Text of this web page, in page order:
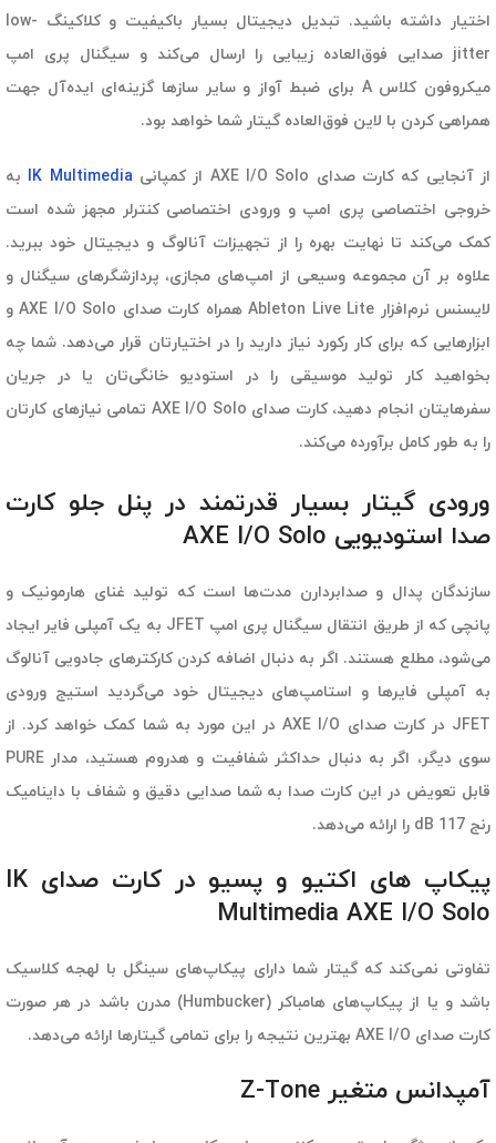
اختیار داشته باشید.
تبدیل دیجیتال بسیار باکیفیت و کلاکینگ low-
jitter صدایی فوق‌العاده زیبایی را ارسال می‌کند و سیگنال پری امپ
میکروفون کلاس A برای ضبط آواز و سایر سازها گزینه‌ای ایده‌آل جهت
همراهی کردن با لاین فوق‌العاده گیتار شما خواهد بود.
از آنجایی که کارت صدای AXE I/O Solo از کمپانی IK Multimedia به
خروجی اختصاصی پری امپ و ورودی اختصاصی کنترلر مجهز شده است
کمک می‌کند تا نهایت بهره را از تجهیزات آنالوگ و دیجیتال خود ببرید.
علاوه بر آن مجموعه وسیعی از امپ‌های مجازی، پردازشگرهای سیگنال و
لایسنس نرم‌افزار Ableton Live Lite همراه کارت صدای AXE I/O Solo و
ابزارهایی که برای کار رکورد نیاز دارید را در اختیارتان قرار می‌دهد. شما چه
بخواهید کار تولید موسیقی را در استودیو خانگی‌تان یا در جریان
سفرهایتان انجام دهید، کارت صدای AXE I/O Solo تمامی نیازهای کارتان
را به طور کامل برآورده می‌کند.
ورودی گیتار بسیار قدرتمند در پنل جلو کارت
صدا استودیویی AXE I/O Solo
سازندگان پدال و صدابردارن مدت‌ها است که تولید غنای هارمونیک و
پانچی که از طریق انتقال سیگنال پری امپ JFET به یک آمپلی فایر ایجاد
می‌شود، مطلع هستند. اگر به دنبال اضافه کردن کارکترهای جادویی آنالوگ
به آمپلی فایرها و استامپ‌های دیجیتال خود می‌گردید استیج ورودی
JFET در کارت صدای AXE I/O در این مورد به شما کمک خواهد کرد. از
سوی دیگر، اگر به دنبال حداکثر شفافیت و هدروم هستید، مدار PURE
قابل تعویض در این کارت صدا به شما صدایی دقیق و شفاف با داینامیک
رنج 117 dB را ارائه می‌دهد.
پیکاپ های اکتیو و پسیو در کارت صدای IK
Multimedia AXE I/O Solo
تفاوتی نمی‌کند که گیتار شما دارای پیکاپ‌های سینگل با لهجه کلاسیک
باشد و یا از پیکاپ‌های هامباکر (Humbucker) مدرن باشد در هر صورت
کارت صدای AXE I/O بهترین نتیجه را برای تمامی گیتارها ارائه می‌دهد.
آمپدانس متغیر Z-Tone